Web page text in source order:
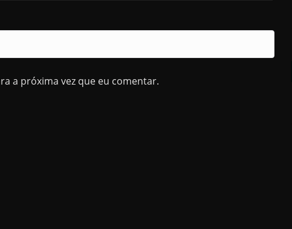
a próxima vez que eu comentar.